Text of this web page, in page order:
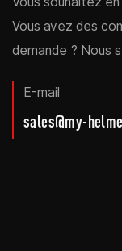
Vous avez des
demande ? Nous
E-mail
sales@my-